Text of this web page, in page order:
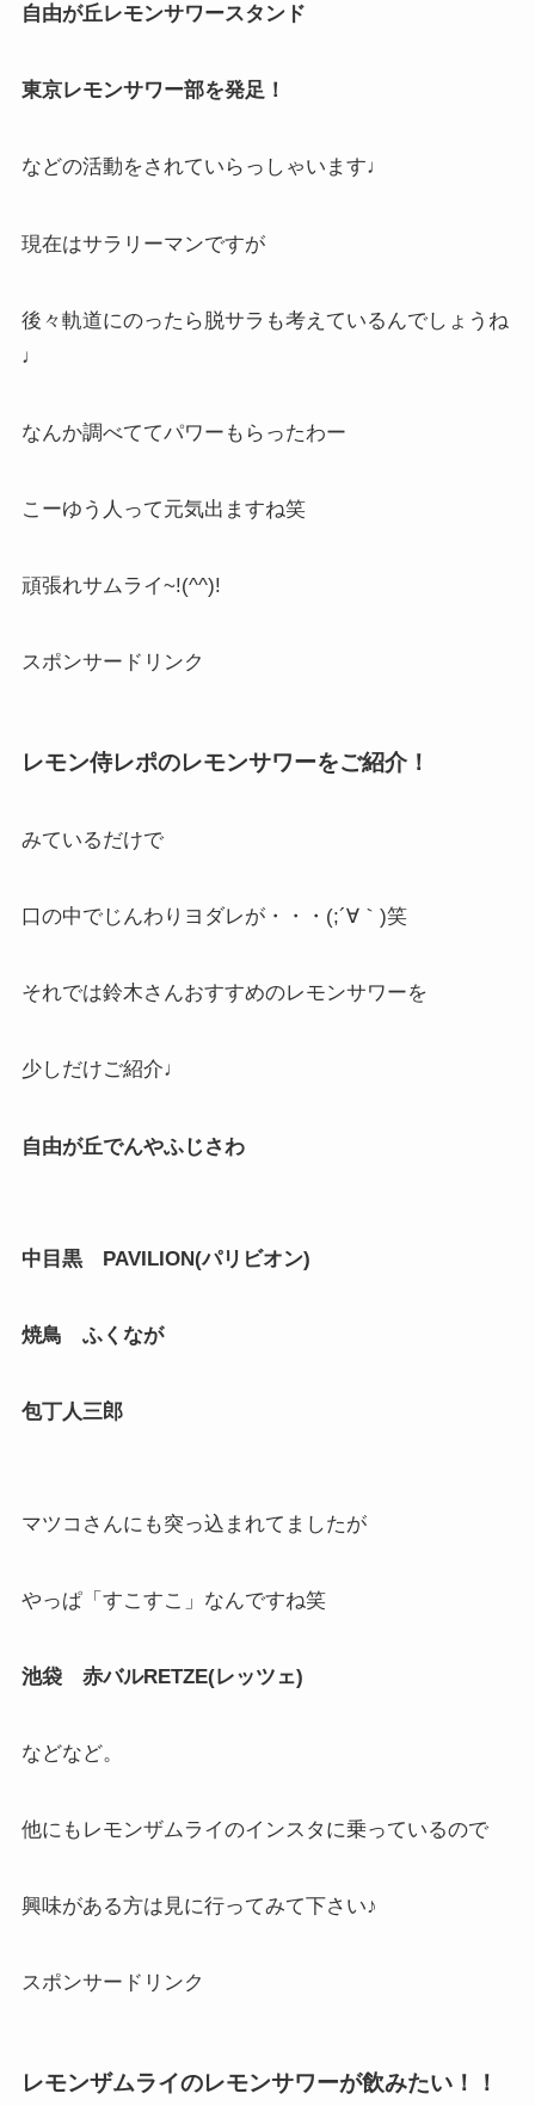
自由が丘レモンサワースタンド
東京レモンサワー部を発足！
などの活動をされていらっしゃいます♩
現在はサラリーマンですが
後々軌道にのったら脱サラも考えているんでしょうね
♩
なんか調べててパワーもらったわー
こーゆう人って元気出ますね笑
頑張れサムライ~!(^^)!
スポンサードリンク
レモン侍レポのレモンサワーをご紹介！
みているだけで
口の中でじんわりヨダレが・・・(;´∀｀)笑
それでは鈴木さんおすすめのレモンサワーを
少しだけご紹介♩
自由が丘でんやふじさわ
中目黒 PAVILION(パリビオン)
焼鳥 ふくなが
包丁人三郎
マツコさんにも突っ込まれてましたが
やっぱ「すこすこ」なんですね笑
池袋 赤バルRETZE(レッツェ)
などなど。
他にもレモンザムライのインスタに乗っているので
興味がある方は見に行ってみて下さい♪
スポンサードリンク
レモンザムライのレモンサワーが飲みたい！！